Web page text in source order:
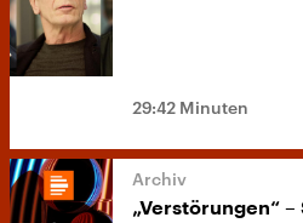
29:42 Minuten
„Verstörungen“